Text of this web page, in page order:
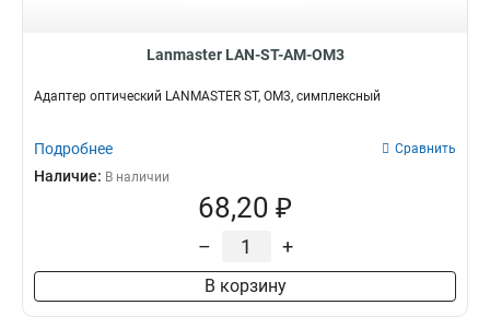
Lanmaster LAN-ST-AM-OM3
Адаптер оптический LANMASTER ST, OM3, симплексный
Подробнее Сравнить
Наличие: В наличии
68,20 ₽
– +
В корзину